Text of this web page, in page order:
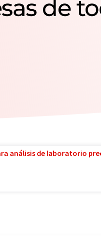
de
análisis de laboratorio